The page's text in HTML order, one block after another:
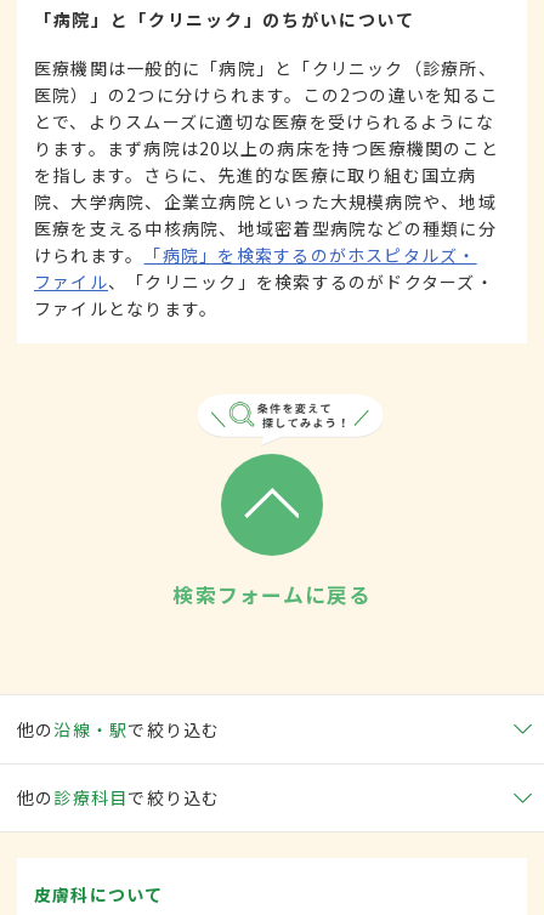
「病院」と「クリニック」のちがいについて
医療機関は一般的に「病院」と「クリニック（診療所、
医院）」の2つに分けられます。この2つの違いを知るこ
とで、よりスムーズに適切な医療を受けられるようにな
ります。まず病院は20以上の病床を持つ医療機関のこと
を指します。さらに、先進的な医療に取り組む国立病
院、大学病院、企業立病院といった大規模病院や、地域
医療を支える中核病院、地域密着型病院などの種類に分
けられます。
「病院」を検索するのがホスピタルズ・
ファイル、「クリニック」を検索するのがドクターズ・
ファイルとなります。
検索フォームに戻る
他の沿線・駅で絞り込む
他の 診療科目で絞り込む
皮膚科について